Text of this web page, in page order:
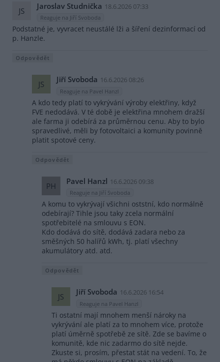
JS Jaroslav Studnička 18.6.2026 07:33
Reaguje na Jiří Svoboda
Podstatné je, vyvracet neustálé lži a šíření dezinformací od
p. Hanzle.
Odpovědět
JS Jiří Svoboda 16.6.2026 08:26
Reaguje na Pavel Hanzl
A kdo tedy platí to vykrývání výroby elektřiny, když
FVE nedodává. V té době je elektřina mnohem dražší
ale farma ji odebírá za průměrnou cenu. Aby to bylo
spravedlivé, měli by fotovoltaici a komunity povinně
platit spotové ceny.
Odpovědět
PH Pavel Hanzl 16.6.2026 09:38
Reaguje na Jiří Svoboda
A komu to vykrývají všichni oststní, kdo normálně
odebírají? Tihle jsou taky zcela normální
spotřebitelé na smlouvu s EON.
Kdo dodává do sítě, dodává zadara nebo za
směšných 50 halířů kWh, tj. platí všechny
akumulátory atd. atd.
Odpovědět
JS Jiří Svoboda 16.6.2026 16:54
Reaguje na Pavel Hanzl
Ti ostatní mají mnohem menší nároky na
vykrývání ale platí za to mnohem více, protože
platí úměrně spotřebě ze sítě. Zde se bavíme o
komunitě, kde nic zadarmo do sítě nejde.
Zkuste si, prosím, přestat stát na vedení. To, že